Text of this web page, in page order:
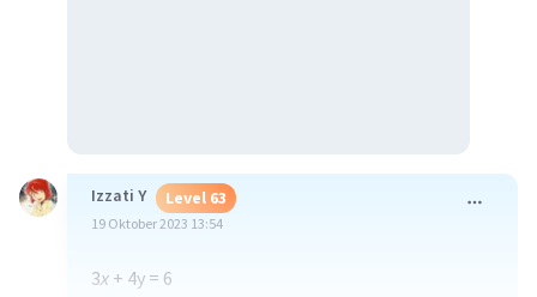
Izzati Y Level 63
19 Oktober 2023 13:54
3x + 4y = 6